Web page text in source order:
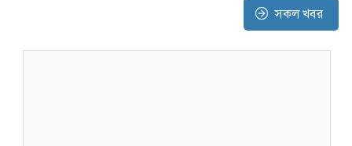
সকল খবর